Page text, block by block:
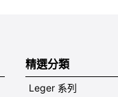
精選分類
Leger 系列